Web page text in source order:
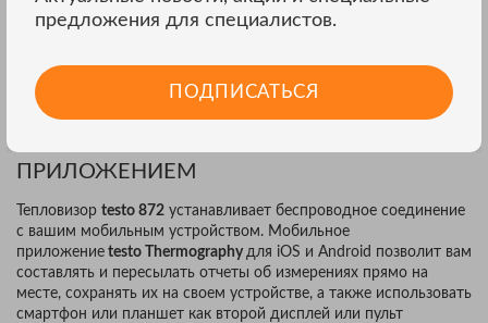
условия для роста;
спор плесени.
ПРИЛОЖЕНИЕМ
Тепловизор testo 872 устанавливает беспроводное соединение
с вашим мобильным устройством. Мобильное
приложение testo Thermography для iOS и Android позволит вам
составлять и пересылать отчеты об измерениях прямо на
месте, сохранять их на своем устройстве, а также использовать
смартфон или планшет как второй дисплей или пульт
предложения для специалистов.
ПОДПИСАТЬСЯ